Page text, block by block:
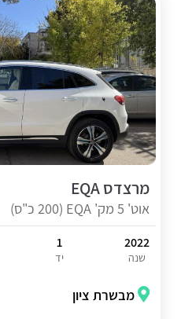
מרצדס EQA
אוט' 5 מק' EQA (200 כ"ס)
2022
שנה
1
יד
מבשרת ציון